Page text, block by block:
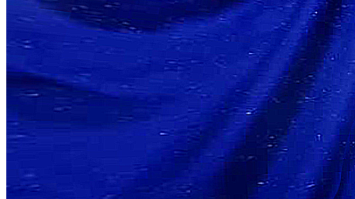
Про УТОГ
Керівництво УТОГ
Громадські ради УТОГ ⩺
Всеукраїнська Рада голів обласних
організацій УТОГ
Всеукраїнська Рада ветеранів УТОГ
Всеукраїнська Рада перекладачів жестової
мови УТОГ
Всеукраїнська Рада директорів УТОГ
Всеукраїнська молодіжна Рада УТОГ
Молодіжні лідери УТОГ
Ветерани УТОГ